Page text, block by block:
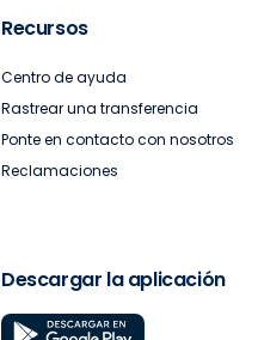
Recursos
Centro de ayuda
Rastrear una transferencia
Ponte en contacto con nosotros
Reclamaciones
Descargar la aplicación